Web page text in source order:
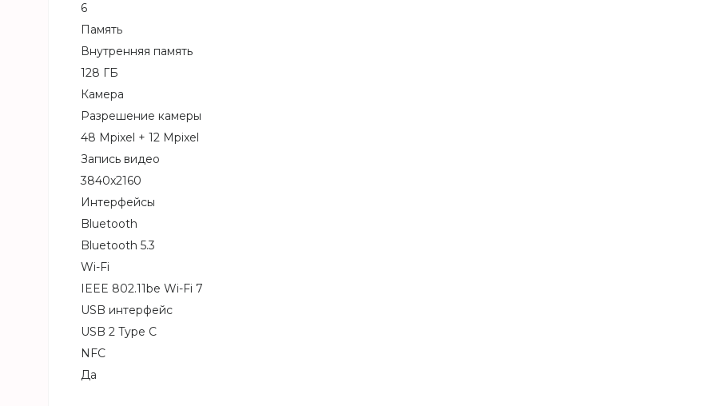
6
Память
Внутренняя память
128 ГБ
Камера
Разрешение камеры
48 Mpixel + 12 Mpixel
Запись видео
3840x2160
Интерфейсы
Bluetooth
Bluetooth 5.3
Wi-Fi
IEEE 802.11be Wi-Fi 7
USB интерфейс
USB 2 Type C
NFC
Да